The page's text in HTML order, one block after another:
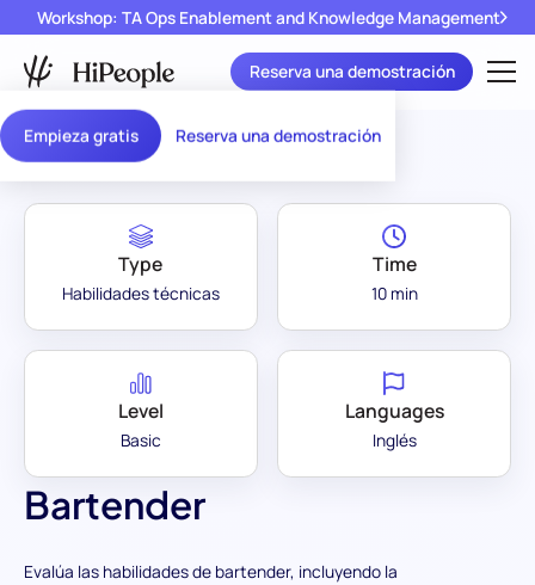
Empieza gratis Reserva una demostración
Workshop: TA Ops Enablement and Knowledge Management
Reserva una demostración
Assessment Library
Bartender
Evalúa las habilidades de bartender, incluyendo la
Type
Habilidades técnicas
Time
10 min
Level
Basic
Languages
Inglés